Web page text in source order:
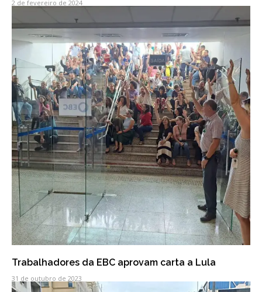
2 de fevereiro de 2024
Trabalhadores da EBC aprovam carta a Lula
31 de outubro de 2023